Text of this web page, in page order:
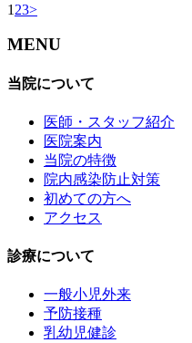
1 23>
MENU
当院について
医師・スタッフ紹介
医院案内
当院の特徴
院内感染防止対策
初めての方へ
アクセス
診療について
一般小児外来
予防接種
乳幼児健診